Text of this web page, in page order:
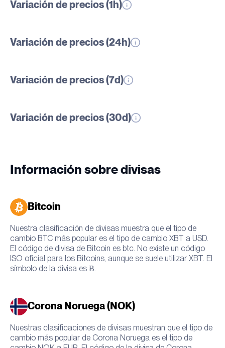
Variación de precios (1h)
Variación de precios (24h)
Variación de precios (7d)
Variación de precios (30d)
Información sobre divisas
Bitcoin
Nuestra clasificación de divisas muestra que el tipo de
cambio BTC más popular es el tipo de cambio XBT a USD.
El código de divisa de Bitcoin es btc. No existe un código
ISO oficial para los Bitcoins, aunque se suele utilizar XBT. El
símbolo de la divisa es Ƀ.
Corona Noruega (NOK)
Nuestras clasificaciones de divisas muestran que el tipo de
cambio más popular de Corona Noruega es el tipo de